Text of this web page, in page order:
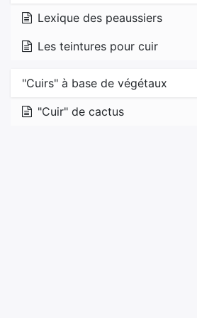
Lexique des peaussiers
Les teintures pour cuir
"Cuirs" à base de végétaux
"Cuir" de cactus